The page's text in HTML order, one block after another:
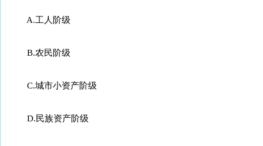
A.工人阶级
B.农民阶级
C.城市小资产阶级
D.民族资产阶级